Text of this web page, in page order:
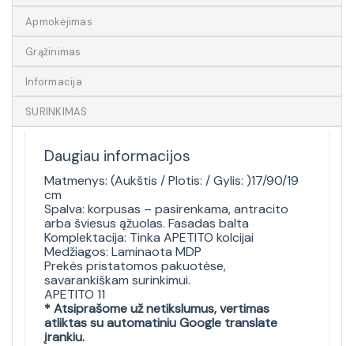
Apmokėjimas
Grąžinimas
Informacija
SURINKIMAS
Daugiau informacijos
Matmenys: (Aukštis / Plotis: / Gylis: )17/90/19
cm
Spalva: korpusas – pasirenkama, antracito
arba šviesus ąžuolas. Fasadas balta
Komplektacija: Tinka APETITO kolcijai
Medžiagos: Laminaota MDP
Prekės pristatomos pakuotėse,
savarankiškam surinkimui.
APETITO 11
* Atsiprašome už netikslumus, vertimas
atliktas su automatiniu Google translate
įrankiu.